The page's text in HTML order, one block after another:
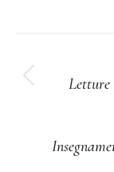
tra
post
Letture